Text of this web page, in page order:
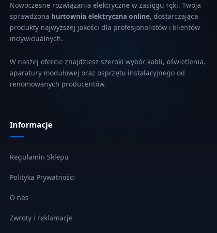
Nowoczesne rozwiązania elektryczne w zasięgu ręki. Twoja
sprawdzona hurtownia elektryczna online, dostarczająca
produkty najwyższej jakości dla profesjonalistów i klientów
indywidualnych.
W naszej ofercie znajdziesz szeroki wybór kabli, oświetlenia,
aparatury modułowej oraz osprzętu instalacyjnego od
renomowanych producentów.
Informacje
Regulamin Sklepu
Polityka Prywatności
O nas
Zwroty i reklamacje